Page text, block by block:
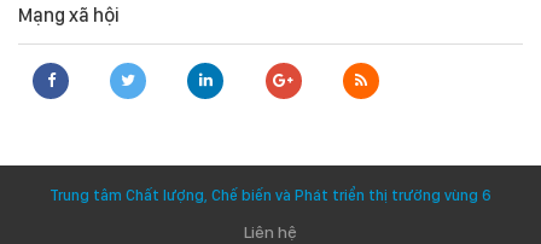
Mạng xã hội
Trung tâm Chất lượng, Chế biến và Phát triển thị trường vùng 6
Liên hệ